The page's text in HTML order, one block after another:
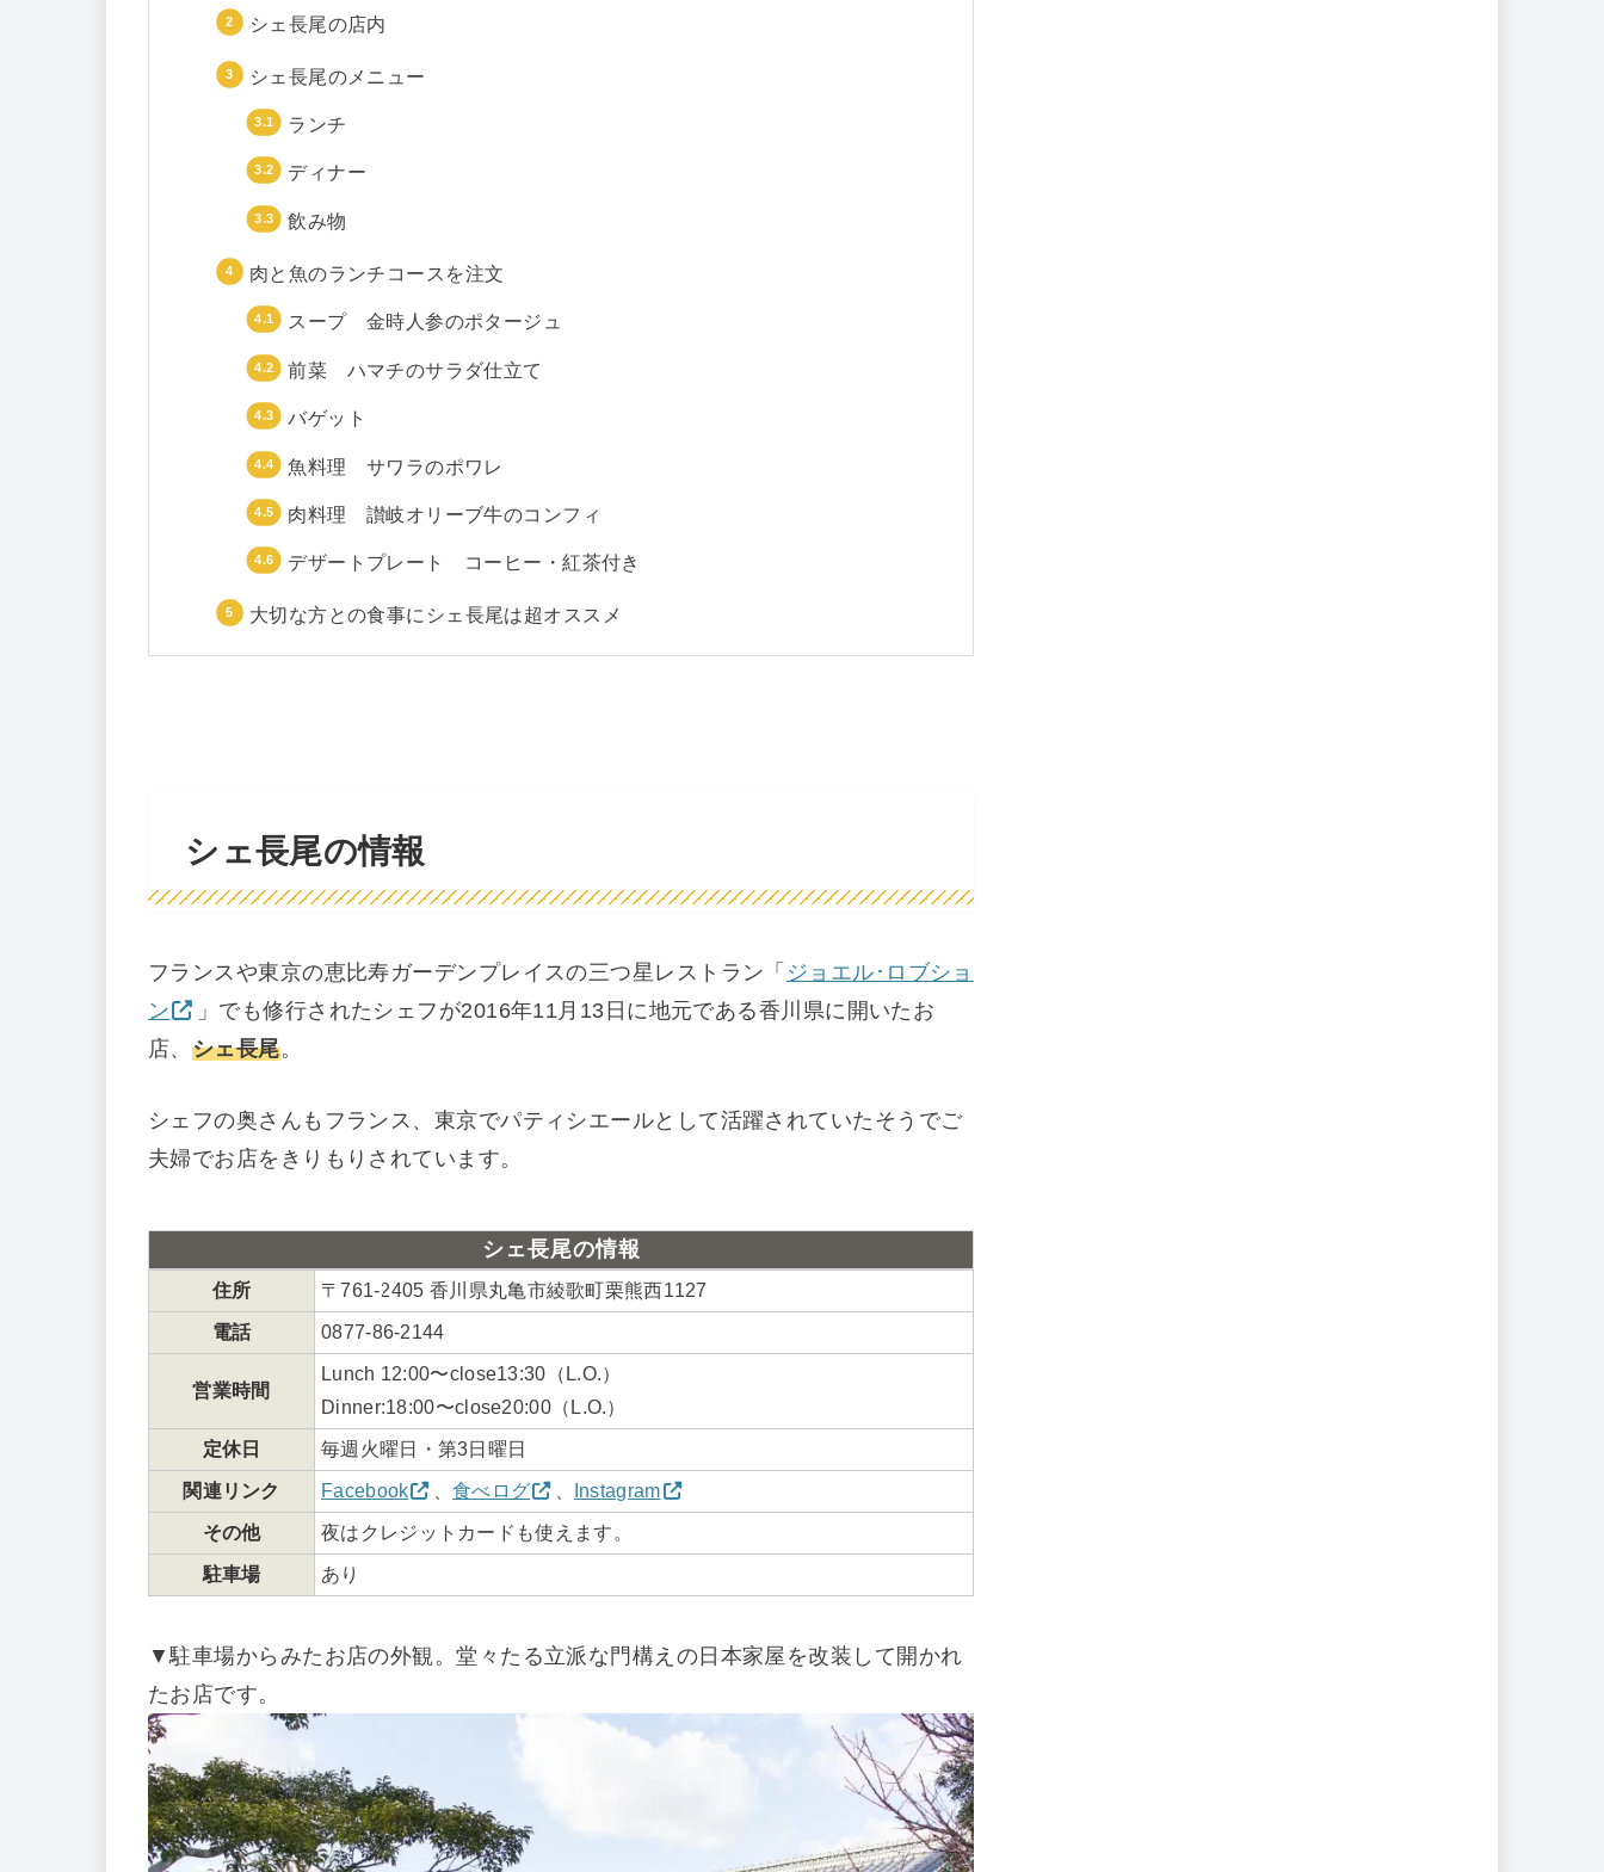
シェ長尾の店内
シェ長尾のメニュー
ランチ
ディナー
飲み物
肉と魚のランチコースを注文
スープ 金時人参のポタージュ
前菜 ハマチのサラダ仕立て
バゲット
魚料理 サワラのポワレ
肉料理 讃岐オリーブ牛のコンフィ
デザートプレート コーヒー・紅茶付き
大切な方との食事にシェ長尾は超オススメ
シェ長尾の情報
フランスや東京の恵比寿ガーデンプレイスの三つ星レストラン「 ジョエル･ロブショ
ン
」でも修行されたシェフが2016年11月13日に地元である香川県に開いたお
店、 シェ長尾。
シェフの奥さんもフランス、東京でパティシエールとして活躍されていたそうでご
夫婦でお店をきりもりされています。
シェ長尾の情報
住所 〒761-2405 香川県丸亀市綾歌町栗熊西1127
電話 0877-86-2144
営業時間
Lunch 12:00〜close13:30（L.O.）
Dinner:18:00〜close20:00（L.O.）
定休日 毎週火曜日・第3日曜日
関連リンク Facebook 、食べログ 、 Instagram
その他 夜はクレジットカードも使えます。
駐車場 あり
▼駐車場からみたお店の外観。堂々たる立派な門構えの日本家屋を改装して開かれ
たお店です。